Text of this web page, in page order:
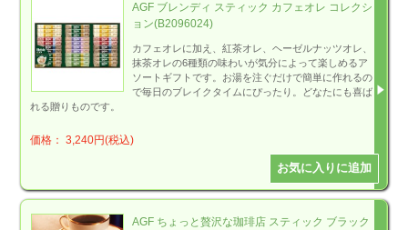
AGF ブレンディ スティック カフェオレ コレクシ
ョン(B2096024)
カフェオレに加え、紅茶オレ、ヘーゼルナッツオレ、
抹茶オレの6種類の味わいが気分によって楽しめるア
ソートギフトです。お湯を注ぐだけで簡単に作れるの
で毎日のブレイクタイムにぴったり。どなたにも喜ば
れる贈りものです。
価格： 3,240円(税込)
AGF ちょっと贅沢な珈琲店 スティック ブラック